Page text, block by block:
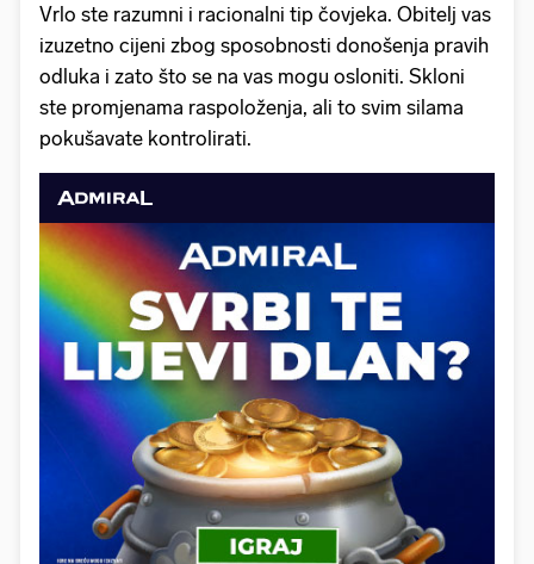
Vrlo ste razumni i racionalni tip čovjeka. Obitelj vas
izuzetno cijeni zbog sposobnosti donošenja pravih
odluka i zato što se na vas mogu osloniti. Skloni
ste promjenama raspoloženja, ali to svim silama
pokušavate kontrolirati.